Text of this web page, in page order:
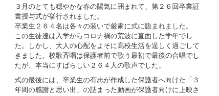
３月のとても穏やかな春の陽気に囲まれて、第２６回卒業証
書授与式が挙行されました。
卒業生２６４名は各々の装いで厳粛に式に臨まれました。
この生徒達は入学からコロナ禍の荒波に直面した学年でし
た。しかし、大人の心配をよそに高校生活を逞しく過ごして
きました。校歌斉唱は保護者前で歌う最初で最後の合唱でし
たが、本当にすばらしい２６４人の歌声でした。
式の最後には、卒業生の有志が作成した保護者へ向けた「３
年間の感謝と思い出」の詰まった動画が保護者向けに上映さ